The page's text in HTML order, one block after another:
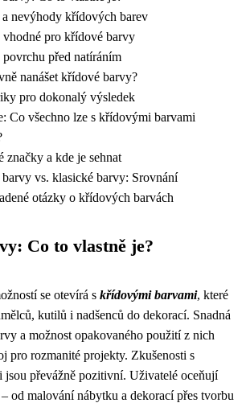
nevýhody křídových barev
vhodné pro křídové barvy
povrchu před natíráním
nanášet křídové barvy?
pro dokonalý výsledek
Co všechno lze s křídovými barvami
značky a kde je sehnat
vs. klasické barvy: Srovnání
otázky o křídových barvách
Co to vlastně je?
se otevírá s křídovými barvami, které
kutilů i nadšenců do dekorací. Snadná
a možnost opakovaného použití z nich
pro rozmanité projekty. Zkušenosti s
převážně pozitivní. Uživatelé oceňují
od malování nábytku a dekorací přes tvorbu